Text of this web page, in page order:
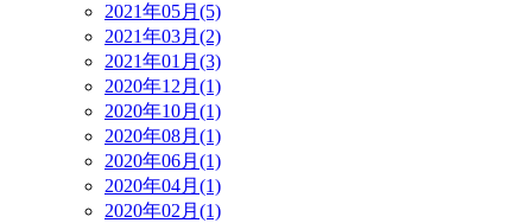
2021年05月(5)
2021年03月(2)
2021年01月(3)
2020年12月(1)
2020年10月(1)
2020年08月(1)
2020年06月(1)
2020年04月(1)
2020年02月(1)